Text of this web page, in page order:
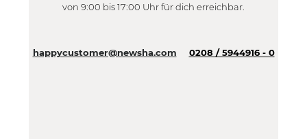
von 9:00 bis 17:00 Uhr für dich erreichbar.
happycustomer@newsha.com 0208 / 5944916 - 0